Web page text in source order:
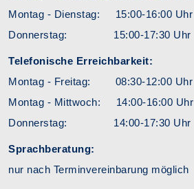
Montag - Dienstag: 15:00-16:00 Uhr
Donnerstag: 15:00-17:30 Uhr
Telefonische Erreichbarkeit:
Montag - Freitag: 08:30-12:00 Uhr
Montag - Mittwoch: 14:00-16:00 Uhr
Donnerstag: 14:00-17:30 Uhr
Sprachberatung:
nur nach Terminvereinbarung möglich